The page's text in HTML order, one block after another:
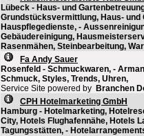
Lübeck - Haus- und
Grundstücksvermittlung, Haus-
Hauspflegedienste, -
Gebäudereinigung,
Rasenmähen, Steinbearbeitung,
Fa Andy Sauer
Rosenfeld - Schmuckwaren, -
Schmuck, Styles, Trends, Uhren,
Service Site powered by Branchen
CPH Hotelmarketing GmbH
Hamburg - Hotelmarketing,
City, Hotels Flughafennähe, Hotels
Tagungsstätten, -